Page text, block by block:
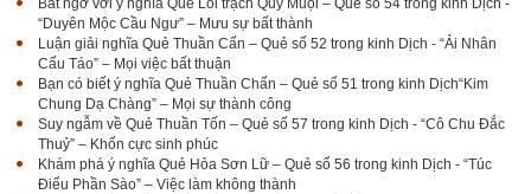
Bất ngờ với ý nghĩa Quẻ Lôi trạch Quy Muội – Quẻ số 54 trong kinh Dịch -
“Duyên Mộc Cầu Ngư” – Mưu sự bất thành
Luận giải nghĩa Quẻ Thuần Cấn – Quẻ số 52 trong kinh Dịch - “Ải Nhân
Cấu Táo” – Mọi việc bất thuận
Bạn có biết ý nghĩa Quẻ Thuần Chấn – Quẻ số 51 trong kinh Dịch“Kim
Chung Dạ Chàng” – Mọi sự thành công
Suy ngẫm về Quẻ Thuần Tốn – Quẻ số 57 trong kinh Dịch - “Cô Chu Đắc
Thuỷ” – Khốn cực sinh phúc
Khám phá ý nghĩa Quẻ Hỏa Sơn Lữ – Quẻ số 56 trong kinh Dịch - “Túc
Điểu Phần Sào” – Việc làm không thành